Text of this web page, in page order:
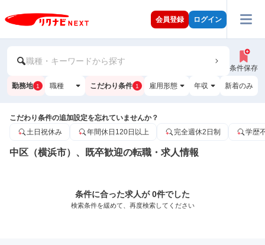
会員登録 ログイン
職種・キーワードから探す
条件保存
勤務地 1 職種 こだわり条件 1 雇用形態 年収 新着のみ
こだわり条件の追加設定を忘れていませんか？
土日祝休み
年間休日120日以上 完全週休2日制 学歴
中区（横浜市）、既卒歓迎の転職・求人情報
条件に合った求人が 0件でした
検索条件を緩めて、再度検索してください